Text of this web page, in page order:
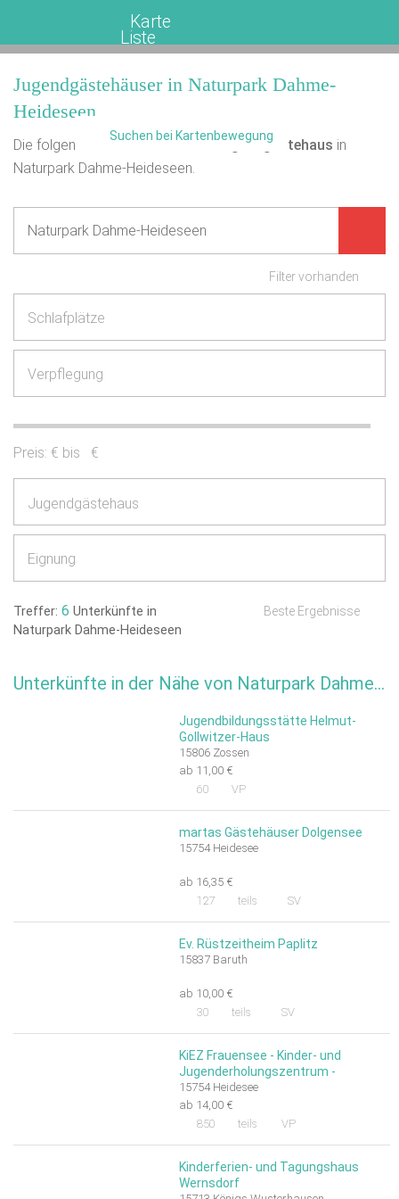
Karte
Liste
Jugendgästehäuser in Naturpark Dahme-
Heideseen
Die folgende Übersicht enthält1Jugendgästehaus in
Naturpark Dahme-Heideseen.
Filter vorhanden
Schlafplätze
Verpflegung
Preis: € bis €
Jugendgästehaus
Eignung
Treffer: 6 Unterkünfte in
Naturpark Dahme-Heideseen
Beste Ergebnisse
Unterkünfte in der Nähe von Naturpark Dahme-Heideseen
Jugendbildungsstätte Helmut-
Gollwitzer-Haus
15806 Zossen
ab 11,00 €
60
VP
martas Gästehäuser Dolgensee
15754 Heidesee
ab 16,35 €
127
teils SV
Ev. Rüstzeitheim Paplitz
15837 Baruth
ab 10,00 €
30
teils SV
KiEZ Frauensee - Kinder- und
Jugenderholungszentrum -
15754 Heidesee
ab 14,00 €
850
teils VP
Kinderferien- und Tagungshaus
Wernsdorf
Suchen bei Kartenbewegung